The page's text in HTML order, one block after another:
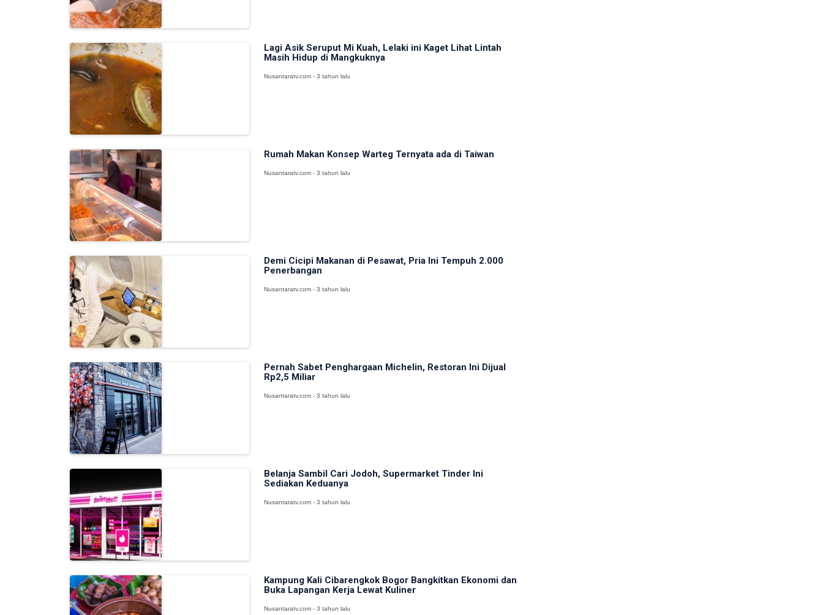
Lagi Asik Seruput Mi Kuah, Lelaki ini Kaget Lihat Lintah
Masih Hidup di Mangkuknya
Nusantaratv.com - 3 tahun lalu
Rumah Makan Konsep Warteg Ternyata ada di Taiwan
Nusantaratv.com - 3 tahun lalu
Demi Cicipi Makanan di Pesawat, Pria Ini Tempuh 2.000
Penerbangan
Nusantaratv.com - 3 tahun lalu
Pernah Sabet Penghargaan Michelin, Restoran Ini Dijual
Rp2,5 Miliar
Nusantaratv.com - 3 tahun lalu
Belanja Sambil Cari Jodoh, Supermarket Tinder Ini
Sediakan Keduanya
Nusantaratv.com - 3 tahun lalu
Kampung Kali Cibarengkok Bogor Bangkitkan Ekonomi dan
Buka Lapangan Kerja Lewat Kuliner
Nusantaratv.com - 3 tahun lalu